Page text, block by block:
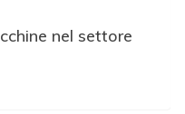
nel settore